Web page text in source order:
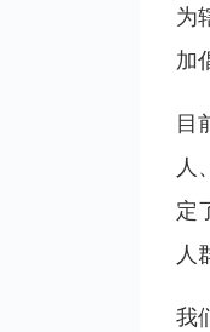
为
加
目
人
定
人
我